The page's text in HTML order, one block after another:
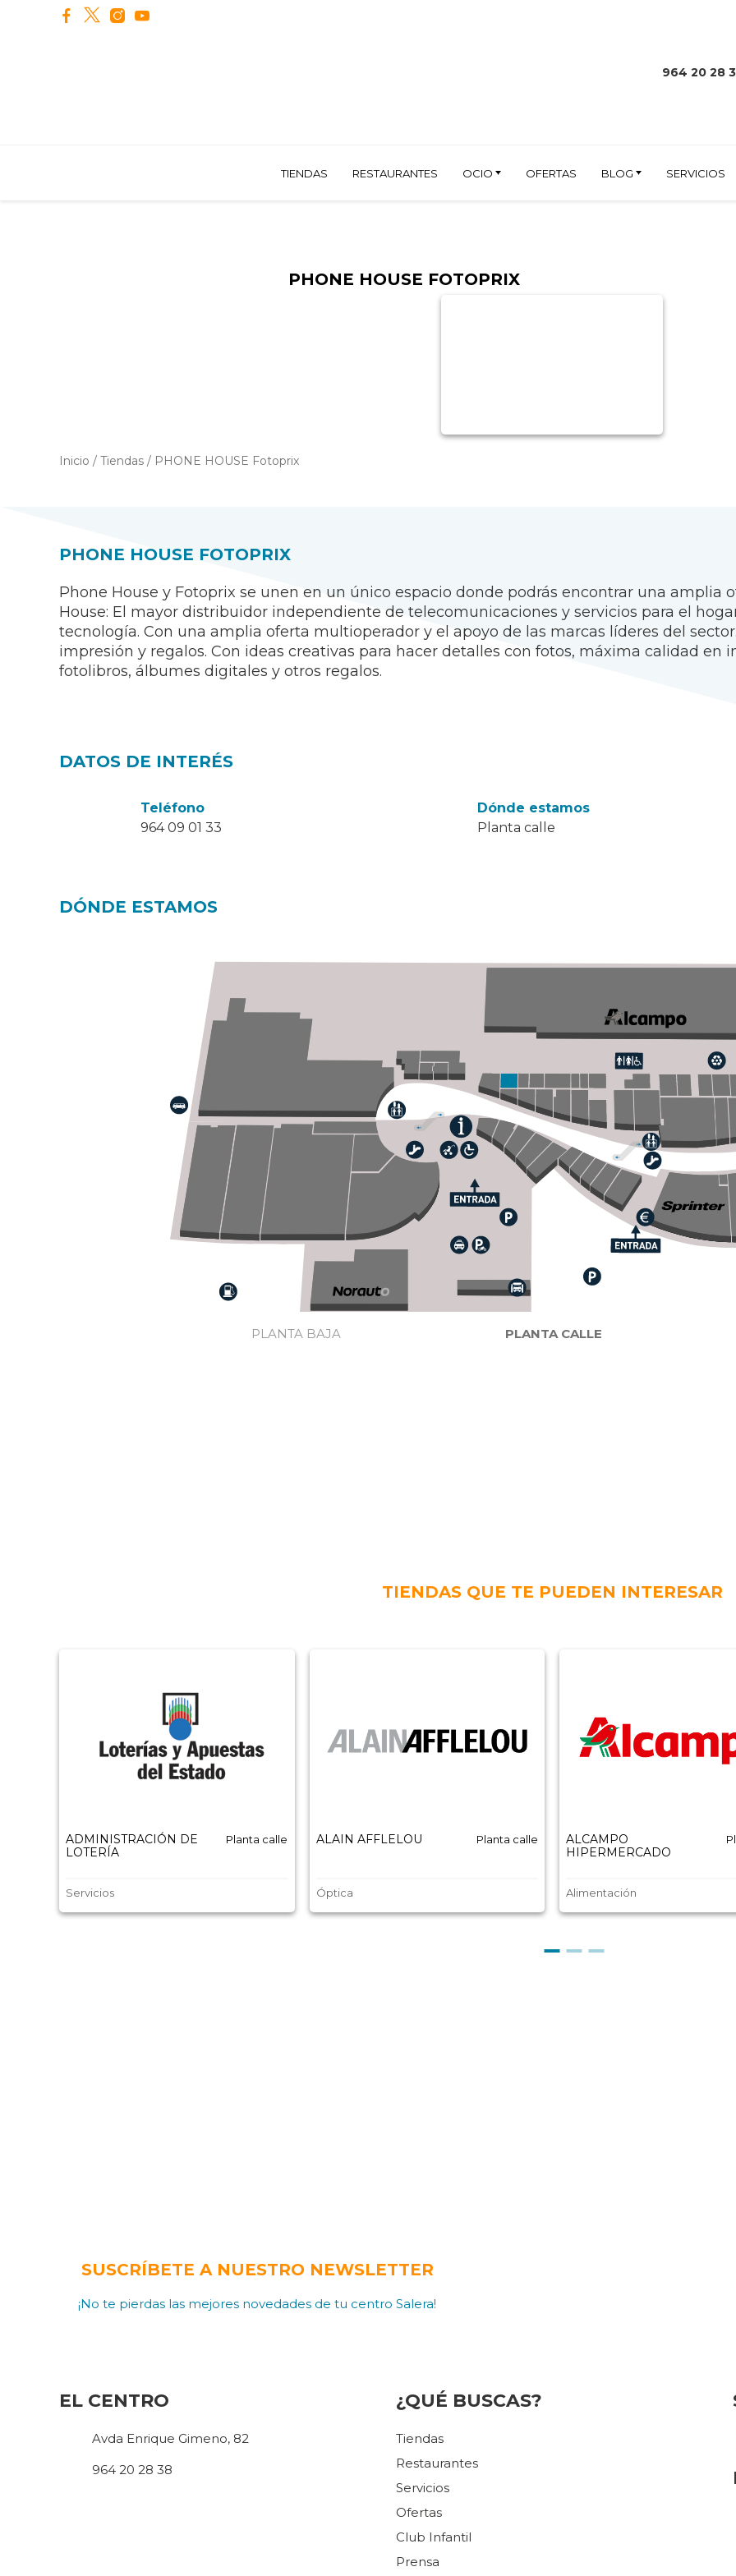
964 20 28
TIENDAS RESTAURANTES OCIO OFERTAS BLOG SERVICIOS
PHONE HOUSE FOTOPRIX
Inicio / Tiendas / PHONE HOUSE Fotoprix
PHONE HOUSE FOTOPRIX
Phone House y Fotoprix se unen en un único espacio donde podrás encontrar una amplia
House: El mayor distribuidor independiente de telecomunicaciones y servicios para el
tecnología. Con una amplia oferta multioperador y el apoyo de las marcas líderes del
impresión y regalos. Con ideas creativas para hacer detalles con fotos, máxima calidad en
fotolibros, álbumes digitales y otros regalos.
DATOS DE INTERÉS
Teléfono
964 09 01 33
Dónde estamos
Planta calle
DÓNDE ESTAMOS
PLANTA BAJA PLANTA CALLE
TIENDAS QUE TE PUEDEN INTERESAR
ADMINISTRACIÓN DE
LOTERÍA
Planta calle
Servicios
ALAIN AFFLELOU Planta calle
Óptica
ALCAMPO
HIPERMERCADO
Alimentación
SUSCRÍBETE A NUESTRO NEWSLETTER
¡No te pierdas las mejores novedades de tu centro Salera!
EL CENTRO
Avda Enrique Gimeno, 82
964 20 28 38
¿QUÉ BUSCAS?
Tiendas
Restaurantes
Servicios
Ofertas
Club Infantil
Prensa